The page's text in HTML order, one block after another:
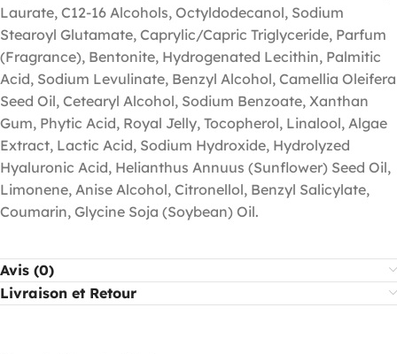
Laurate, C12-16 Alcohols, Octyldodecanol, Sodium
Stearoyl Glutamate, Caprylic/Capric Triglyceride, Parfum
(Fragrance), Bentonite, Hydrogenated Lecithin, Palmitic
Acid, Sodium Levulinate, Benzyl Alcohol, Camellia Oleifera
Seed Oil, Cetearyl Alcohol, Sodium Benzoate, Xanthan
Gum, Phytic Acid, Royal Jelly, Tocopherol, Linalool, Algae
Extract, Lactic Acid, Sodium Hydroxide, Hydrolyzed
Hyaluronic Acid, Helianthus Annuus (Sunflower) Seed Oil,
Limonene, Anise Alcohol, Citronellol, Benzyl Salicylate,
Coumarin, Glycine Soja (Soybean) Oil.
Avis (0)
Livraison et Retour